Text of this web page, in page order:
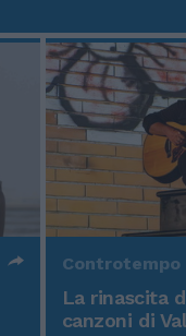
Controtempo
La rinascita
canzoni di